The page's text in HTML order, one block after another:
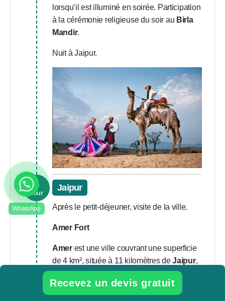
lorsqu’il est illuminé en soirée. Participation
à la cérémonie religieuse du soir au Birla
Mandir.
Nuit à Jaipur.
11
Jour
Jaipur
Après le petit-déjeuner, visite de la ville.
Amer Fort
Amerest une ville couvrant une superficie
de 4 km², située à 11 kilomètres deJaipur,
capitale du Rajasthan.
Jal Mahal(Arrêt photo)
Recevez un devis gratuit